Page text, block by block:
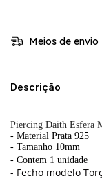
Meios de envio
Descrição
Piercing Daith Esfera
- Material Prata 925
- Tamanho 10mm
- Contem 1 unidade
- Fecho modelo